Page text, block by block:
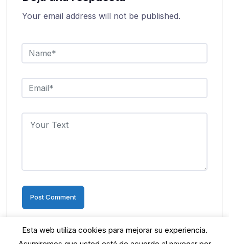
Your email address will not be published.
Esta web utiliza cookies para mejorar su experiencia.